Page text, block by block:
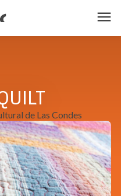
de Las Condes